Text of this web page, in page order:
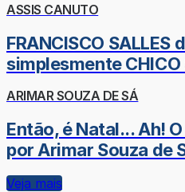
ASSIS CANUTO
FRANCISCO SALLES
simplesmente CHICO
ARIMAR SOUZA DE SÁ
Então, é Natal... Ah!
por Arimar Souza de
Veja mais